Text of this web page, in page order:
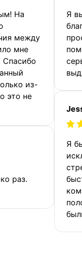
На
между
мне
Спасибо
из-
это не
раз.
Я
Я